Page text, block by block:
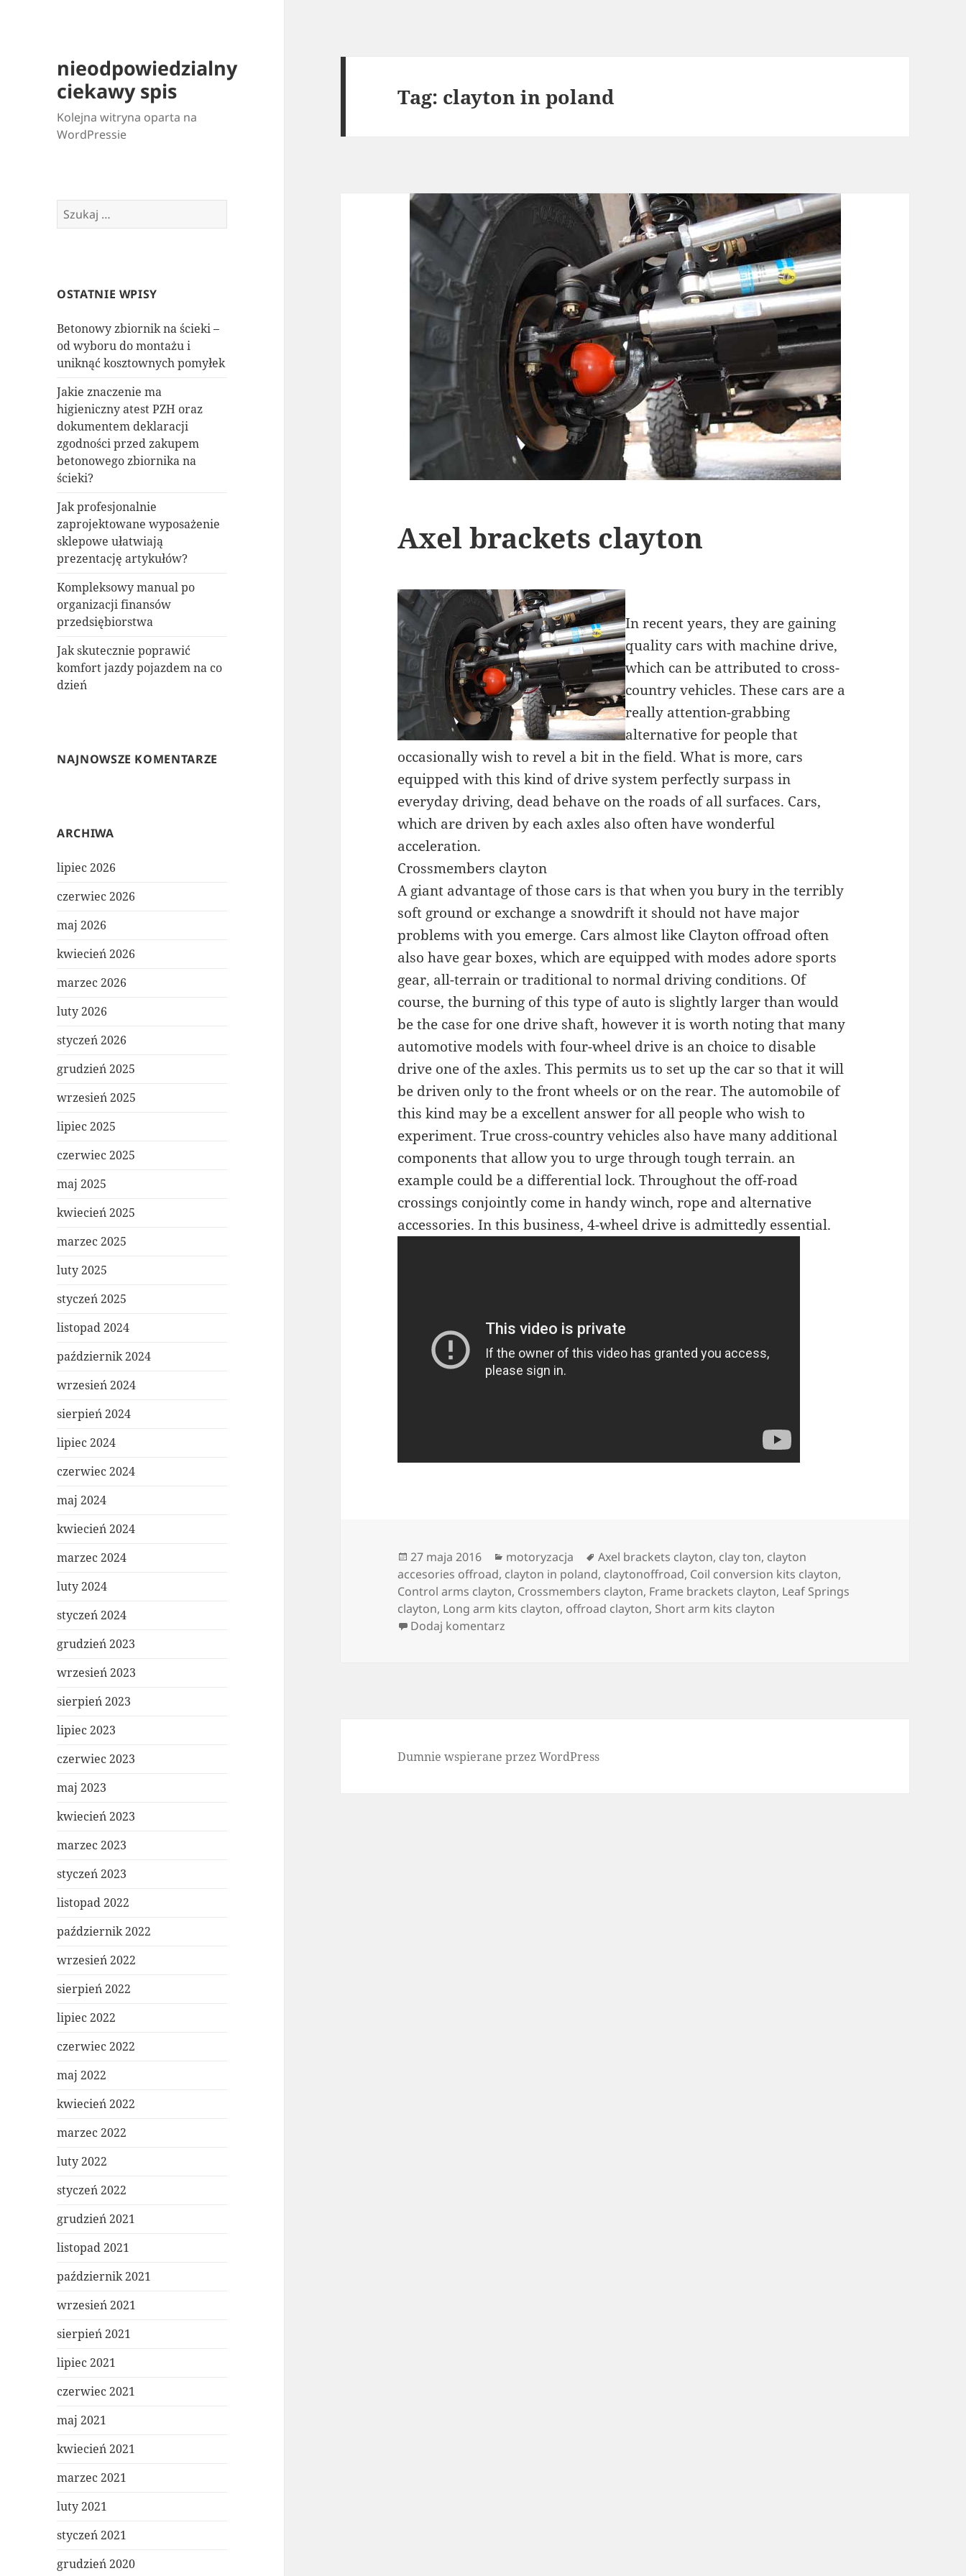
nieodpowiedzialny
ciekawy spis
Kolejna witryna oparta na
WordPressie
Szukaj:
OSTATNIE WPISY
Betonowy zbiornik na ścieki –
od wyboru do montażu i
uniknąć kosztownych pomyłek
Jakie znaczenie ma
higieniczny atest PZH oraz
dokumentem deklaracji
zgodności przed zakupem
betonowego zbiornika na
ścieki?
Jak profesjonalnie
zaprojektowane wyposażenie
sklepowe ułatwiają
prezentację artykułów?
Kompleksowy manual po
organizacji finansów
przedsiębiorstwa
Jak skutecznie poprawić
komfort jazdy pojazdem na co
dzień
NAJNOWSZE KOMENTARZE
ARCHIWA
lipiec 2026
czerwiec 2026
maj 2026
kwiecień 2026
marzec 2026
luty 2026
styczeń 2026
grudzień 2025
wrzesień 2025
lipiec 2025
czerwiec 2025
maj 2025
kwiecień 2025
marzec 2025
luty 2025
styczeń 2025
listopad 2024
październik 2024
wrzesień 2024
sierpień 2024
lipiec 2024
czerwiec 2024
maj 2024
kwiecień 2024
marzec 2024
luty 2024
styczeń 2024
grudzień 2023
wrzesień 2023
sierpień 2023
lipiec 2023
czerwiec 2023
maj 2023
kwiecień 2023
marzec 2023
styczeń 2023
listopad 2022
październik 2022
wrzesień 2022
sierpień 2022
lipiec 2022
czerwiec 2022
maj 2022
kwiecień 2022
marzec 2022
luty 2022
styczeń 2022
grudzień 2021
listopad 2021
październik 2021
wrzesień 2021
sierpień 2021
lipiec 2021
czerwiec 2021
maj 2021
kwiecień 2021
marzec 2021
luty 2021
styczeń 2021
grudzień 2020
Tag: clayton in poland
Axel brackets clayton
In recent years, they are gaining
quality cars with machine drive,
which can be attributed to cross-
country vehicles. These cars are a
really attention-grabbing
alternative for people that
occasionally wish to revel a bit in the field. What is more, cars
equipped with this kind of drive system perfectly surpass in
everyday driving, dead behave on the roads of all surfaces. Cars,
which are driven by each axles also often have wonderful
acceleration.
Crossmembers clayton
A giant advantage of those cars is that when you bury in the terribly
soft ground or exchange a snowdrift it should not have major
problems with you emerge. Cars almost like Clayton offroad often
also have gear boxes, which are equipped with modes adore sports
gear, all-terrain or traditional to normal driving conditions. Of
course, the burning of this type of auto is slightly larger than would
be the case for one drive shaft, however it is worth noting that many
automotive models with four-wheel drive is an choice to disable
drive one of the axles. This permits us to set up the car so that it will
be driven only to the front wheels or on the rear. The automobile of
this kind may be a excellent answer for all people who wish to
experiment. True cross-country vehicles also have many additional
components that allow you to urge through tough terrain. an
example could be a differential lock. Throughout the off-road
crossings conjointly come in handy winch, rope and alternative
accessories. In this business, 4-wheel drive is admittedly essential.
Data
publikacji
27 maja 2016 Kategorie
motoryzacja Tagi
Axel brackets clayton, clay ton, clayton
accesories offroad, clayton in poland, claytonoffroad, Coil conversion kits clayton,
Control arms clayton, Crossmembers clayton, Frame brackets clayton, Leaf Springs
clayton, Long arm kits clayton, offroad clayton, Short arm kits clayton
Dodaj komentarz
Dumnie wspierane przez WordPress